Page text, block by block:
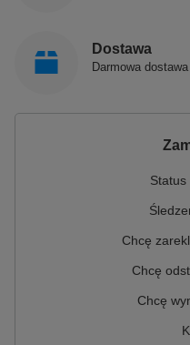
Dostawa
Darmowa
Status
Chcę
Chcę
Chcę